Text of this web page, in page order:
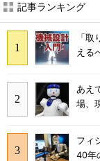
記事ランキング
「
える
あえ
場、
フィ
40年